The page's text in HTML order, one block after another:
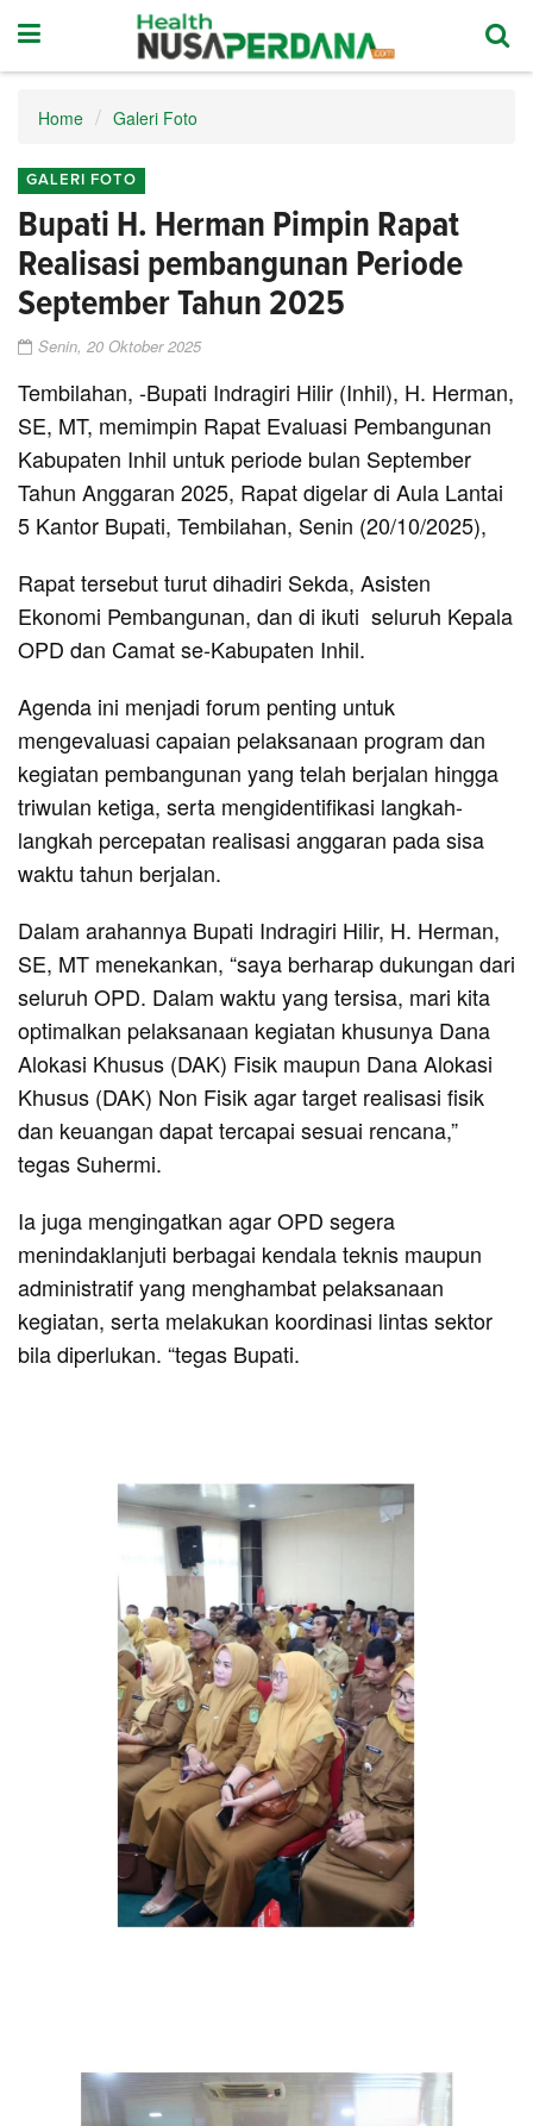
Home Galeri Foto
GALERI FOTO
Bupati H. Herman Pimpin Rapat
Realisasi pembangunan Periode
September Tahun 2025
Senin, 20 Oktober 2025
Tembilahan, -Bupati Indragiri Hilir (Inhil), H. Herman,
SE, MT, memimpin Rapat Evaluasi Pembangunan
Kabupaten Inhil untuk periode bulan September
Tahun Anggaran 2025, Rapat digelar di Aula Lantai
5 Kantor Bupati, Tembilahan, Senin (20/10/2025),
Rapat tersebut turut dihadiri Sekda, Asisten
Ekonomi Pembangunan, dan di ikuti seluruh Kepala
OPD dan Camat se-Kabupaten Inhil.
Agenda ini menjadi forum penting untuk
mengevaluasi capaian pelaksanaan program dan
kegiatan pembangunan yang telah berjalan hingga
triwulan ketiga, serta mengidentifikasi langkah-
langkah percepatan realisasi anggaran pada sisa
waktu tahun berjalan.
Dalam arahannya Bupati Indragiri Hilir, H. Herman,
SE, MT menekankan, “saya berharap dukungan dari
seluruh OPD. Dalam waktu yang tersisa, mari kita
optimalkan pelaksanaan kegiatan khusunya Dana
Alokasi Khusus (DAK) Fisik maupun Dana Alokasi
Khusus (DAK) Non Fisik agar target realisasi fisik
dan keuangan dapat tercapai sesuai rencana,”
tegas Suhermi.
Ia juga mengingatkan agar OPD segera
menindaklanjuti berbagai kendala teknis maupun
administratif yang menghambat pelaksanaan
kegiatan, serta melakukan koordinasi lintas sektor
bila diperlukan. “tegas Bupati.